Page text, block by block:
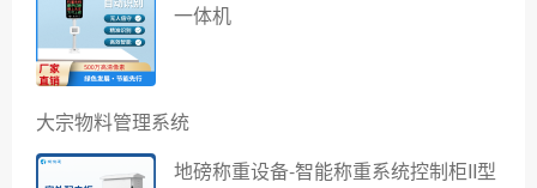
一体机
大宗物料管理系统
地磅称重设备-智能称重系统控制柜II型